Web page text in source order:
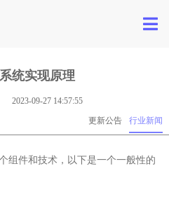
统实现原理
2023-09-27 14:57:55
行业新闻
更新公告
组件和技术，以下是一个一般性的